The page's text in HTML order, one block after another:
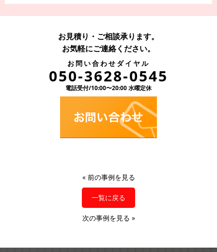
お見積り・ご相談承ります。
お気軽にご連絡ください。
お問い合わせダイヤル
050-3628-0545
電話受付/10:00〜20:00 水曜定休
« 前の事例を見る
一覧に戻る
次の事例を見る »